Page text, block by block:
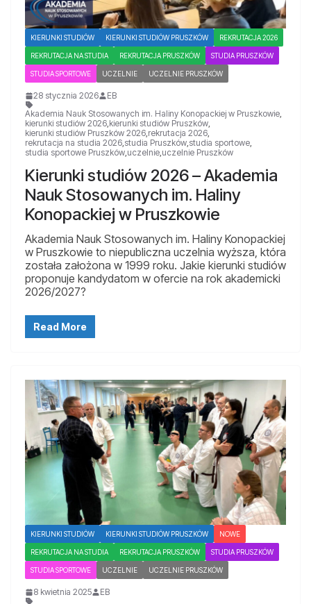
KIERUNKI STUDIÓW KIERUNKI STUDIÓW PRUSZKÓW REKRUTACJA 2026
REKRUTACJA NA STUDIA REKRUTACJA PRUSZKÓW STUDIA PRUSZKÓW
STUDIA SPORTOWE UCZELNIE UCZELNIE PRUSZKÓW
28 stycznia 2026
EB
Akademia Nauk Stosowanych im. Haliny Konopackiej w Pruszkowie,
kierunki studiów 2026,kierunki studiów Pruszków,
kierunki studiów Pruszków 2026,rekrutacja 2026,
rekrutacja na studia 2026,studia Pruszków,studia sportowe,
studia sportowe Pruszków,uczelnie,uczelnie Pruszków
Kierunki studiów 2026 – Akademia
Nauk Stosowanych im. Haliny
Konopackiej w Pruszkowie
Akademia Nauk Stosowanych im. Haliny Konopackiej
w Pruszkowie to niepubliczna uczelnia wyższa, która
została założona w 1999 roku. Jakie kierunki studiów
proponuje kandydatom w ofercie na rok akademicki
2026/2027?
Read More
KIERUNKI STUDIÓW KIERUNKI STUDIÓW PRUSZKÓW NOWE
REKRUTACJA NA STUDIA REKRUTACJA PRUSZKÓW STUDIA PRUSZKÓW
STUDIA SPORTOWE UCZELNIE UCZELNIE PRUSZKÓW
8 kwietnia 2025
EB